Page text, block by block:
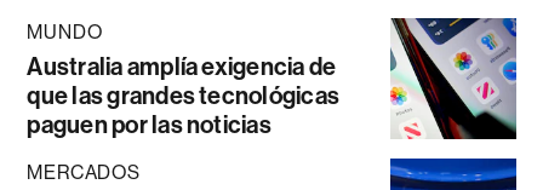
MUNDO
Australia amplía exigencia de
que las grandes tecnológicas
paguen por las noticias
MERCADOS